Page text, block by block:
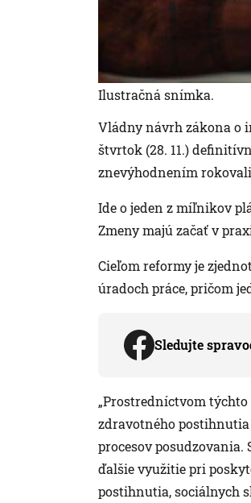
Ilustračná snímka.
Vládny návrh zákona o
štvrtok (28. 11.)
znevýhodnením
Ide o jeden z míľnikov
Zmeny majú začať v
Cieľom reformy je
úradoch práce, pričom
Sledujte
„Prostredníctvom
zdravotného
procesov
ďalšie využitie pri
postihnutia, sociálnych